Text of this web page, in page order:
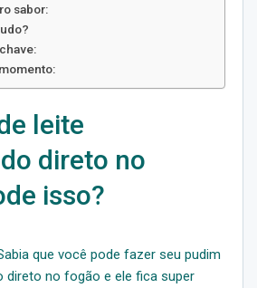
sabor:
leite
direto no
isso?
que você pode fazer seu pudim
direto no fogão e ele fica super